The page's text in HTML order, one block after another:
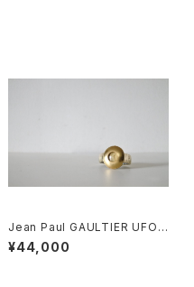
Jean Paul GAULTIER UFO
Watch
¥44,000